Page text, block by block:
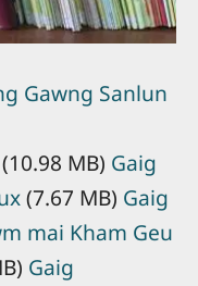
Gawng Sanlun
(10.98 MB) Gaig
(7.67 MB) Gaig
mai Kham Geu
Gaig